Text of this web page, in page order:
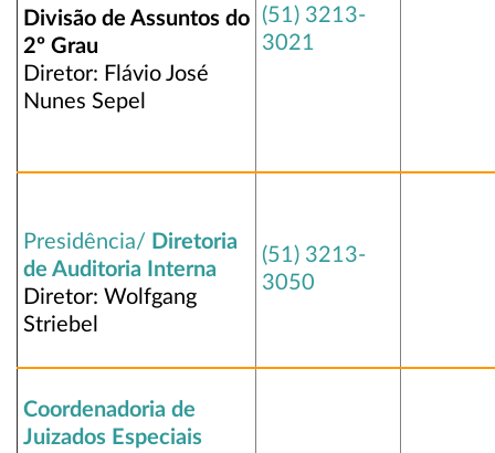
Divisão de Assuntos do
2º Grau
Diretor: Flávio José
Nunes Sepel
(51) 3213-
3021
Presidência/ Diretoria
de Auditoria Interna
Diretor: Wolfgang
Striebel
(51) 3213-
3050
Coordenadoria de
Juizados Especiais